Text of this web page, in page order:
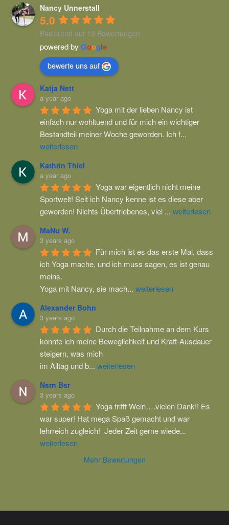
Nancy Unnerstall
5.0
Basierend auf 19 Bewertungen
powered byGoogle
bewerte uns auf
Katja Nett
a year ago
Yoga mit der lieben Nancy ist
einfach nur wohltuend und für mich ein wichtiger
Bestandteil meiner Woche geworden. Ich f...
weiterlesen
Kathrin Thiel
a year ago
Yoga war eigentlich nicht meine
Sportwelt! Seit ich Nancy kenne ist es diese aber
geworden! Nichts Übertriebenes, viel ...weiterlesen
MaNu W.
3 years ago
Für mich ist es das erste Mal, dass
ich Yoga mache, und ich muss sagen, es ist genau
meins.
Yoga mit Nancy, sie mach...weiterlesen
Alexander Bohn
3 years ago
Durch die Teilnahme an dem Kurs
konnte ich meine Beweglichkeit und Kraft-Ausdauer
steigern, was mich
im Alltag und b...weiterlesen
Nsrn Bsr
3 years ago
Yoga trifft Wein….vielen Dank!! Es
war super! Hat mega Spaß gemacht und war
lehrreich zugleich!  Jeder Zeit gerne wiede...
weiterlesen
Mehr Bewertungen